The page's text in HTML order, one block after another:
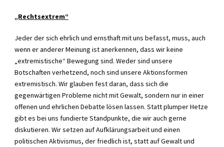
„Rechtsextrem“
Jeder der sich ehrlich und ernsthaft mit uns befasst, muss, auch
wenn er anderer Meinung ist anerkennen, dass wir keine
„extremistische“ Bewegung sind. Weder sind unsere
Botschaften verhetzend, noch sind unsere Aktionsformen
extremistisch. Wir glauben fest daran, dass sich die
gegenwärtigen Probleme nicht mit Gewalt, sondern nur in einer
offenen und ehrlichen Debatte lösen lassen. Statt plumper Hetze
gibt es bei uns fundierte Standpunkte, die wir auch gerne
diskutieren. Wir setzen auf Aufklärungsarbeit und einen
politischen Aktivismus, der friedlich ist, statt auf Gewalt und